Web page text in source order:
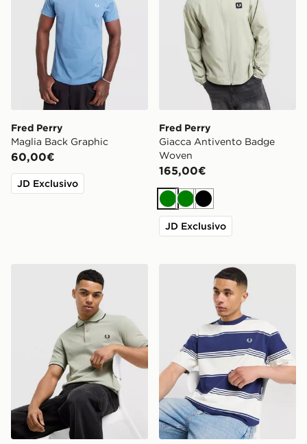
Fred Perry
Maglia Back Graphic
60,00€
JD Exclusivo
Fred Perry
Giacca Antivento Badge
Woven
165,00€
VerdeVerde
Nero
JD Exclusivo
Fred Perry Maglia Polo Twin TippedFred Perry Maglia Heavy